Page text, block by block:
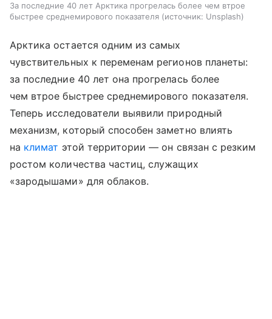
За последние 40 лет Арктика прогрелась более чем втрое
быстрее среднемирового показателя
источник: Unsplash
Арктика остается одним из самых
чувствительных к переменам регионов планеты:
за последние 40 лет она прогрелась более
чем втрое быстрее среднемирового показателя.
Теперь исследователи выявили природный
механизм, который способен заметно влиять
на климат этой территории — он связан с резким
ростом количества частиц, служащих
«зародышами» для облаков.